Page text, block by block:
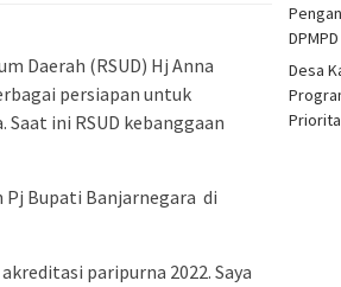
Daerah (RSUD) Hj Anna
persiapan untuk
ini RSUD kebanggaan
Pj Bupati Banjarnegara di
paripurna 2022. Saya
DPMPD
Desa